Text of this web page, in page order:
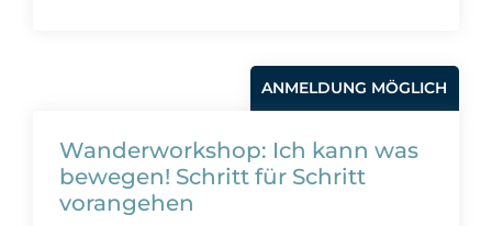
ANMELDUNG MÖGLICH
Wanderworkshop: Ich kann was
bewegen! Schritt für Schritt
vorangehen